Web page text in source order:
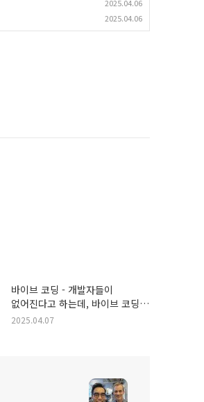
2025.04.06
2025.04.06
바이브 코딩 - 개발자들이
없어진다고 하는데, 바이브 코딩
오해와 진실
2025.04.07